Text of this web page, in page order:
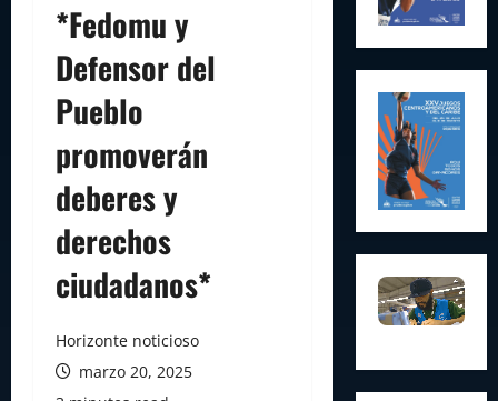
*Fedomu y
Defensor del
Pueblo
promoverán
deberes y
derechos
ciudadanos*
Horizonte noticioso
marzo 20, 2025